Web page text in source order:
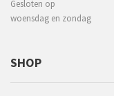
Gesloten op
woensdag en zondag
SHOP